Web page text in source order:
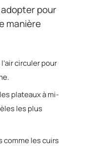
pour
manière
circuler pour
plateaux à mi-
les plus
comme les cuirs